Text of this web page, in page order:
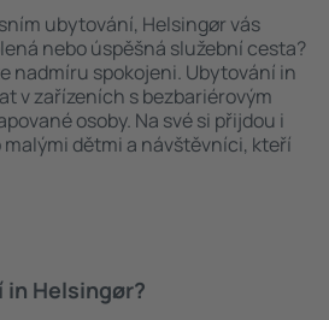
ubytování, Helsingør vás
nebo úspěšná služební cesta?
nadmíru spokojeni. Ubytování in
v zařízeních s bezbariérovým
osoby. Na své si přijdou i
dětmi a návštěvníci, kteří
Helsingør?